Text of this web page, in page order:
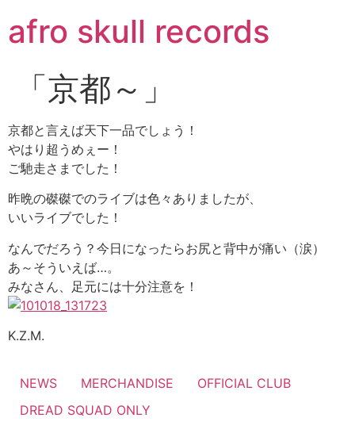
ン
テ
ス
キ
ッ
afro skull records
「京都～」
京都と言えば天下一品でしょう！
やはり超うめぇー！
ご馳走さまでした！
昨晩の磔磔でのライブは色々ありましたが、
いいライブでした！
なんでだろう？今日になったらお尻と背中が痛い（涙）
あ～そういえば…。
みなさん、足元には十分注意を！
K.Z.M.
NEWS MERCHANDISE
OFFICIAL CLUB
DREAD SQUAD ONLY